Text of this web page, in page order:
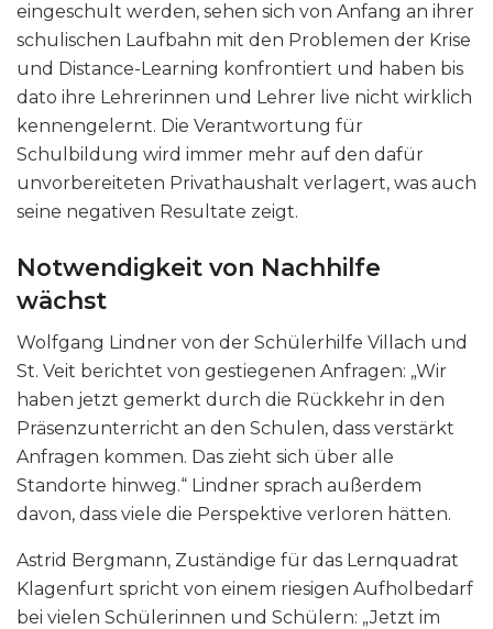
eingeschult werden, sehen sich von Anfang an ihrer
schulischen Laufbahn mit den Problemen der Krise
und Distance-Learning konfrontiert und haben bis
dato ihre Lehrerinnen und Lehrer live nicht wirklich
kennengelernt. Die Verantwortung für
Schulbildung wird immer mehr auf den dafür
unvorbereiteten Privathaushalt verlagert, was auch
seine negativen Resultate zeigt.
Notwendigkeit von Nachhilfe
wächst
Wolfgang Lindner von der Schülerhilfe Villach und
St. Veit berichtet von gestiegenen Anfragen: „Wir
haben jetzt gemerkt durch die Rückkehr in den
Präsenzunterricht an den Schulen, dass verstärkt
Anfragen kommen. Das zieht sich über alle
Standorte hinweg.“ Lindner sprach außerdem
davon, dass viele die Perspektive verloren hätten.
Astrid Bergmann, Zuständige für das Lernquadrat
Klagenfurt spricht von einem riesigen Aufholbedarf
bei vielen Schülerinnen und Schülern: „Jetzt im